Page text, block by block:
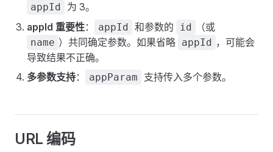
appId
为 3。
appId 重要性： appId 和参数的 id （或
name ）共同确定参数。如果省略 appId ，可能会
导致结果不正确。
多参数支持： appParam 支持传入多个参数。
URL 编码